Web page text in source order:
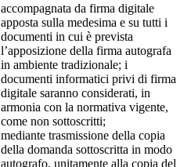
accompagnata da firma digitale
apposta sulla medesima e su tutti i
documenti in cui è prevista
l’apposizione della firma autografa
in ambiente tradizionale; i
documenti informatici privi di firma
digitale saranno considerati, in
armonia con la normativa vigente,
come non sottoscritti;
mediante trasmissione della copia
della domanda sottoscritta in modo
autografo, unitamente alla copia del